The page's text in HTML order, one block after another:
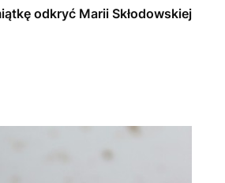
odkryć Marii Skłodowskiej